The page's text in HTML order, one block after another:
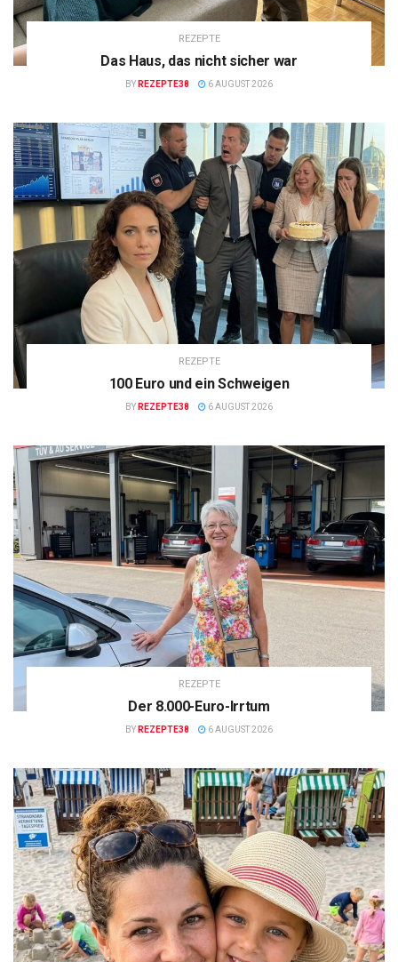
REZEPTE
Das Haus, das nicht sicher war
BY REZEPTE38 6 AUGUST 2026
REZEPTE
100 Euro und ein Schweigen
BY REZEPTE38 6 AUGUST 2026
REZEPTE
Der 8.000-Euro-Irrtum
BY REZEPTE38 6 AUGUST 2026